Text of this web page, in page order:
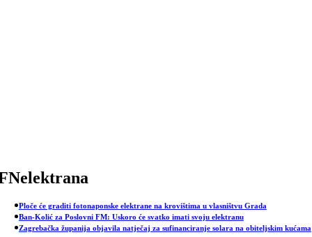
Ploče će graditi fotonaponske elektrane na krovištima u vlasništvu Grada
Ban-Kolić za Poslovni FM: Uskoro će svatko imati svoju elektranu
Zagrebačka županija objavila natječaj za sufinanciranje solara na obiteljskim kućama